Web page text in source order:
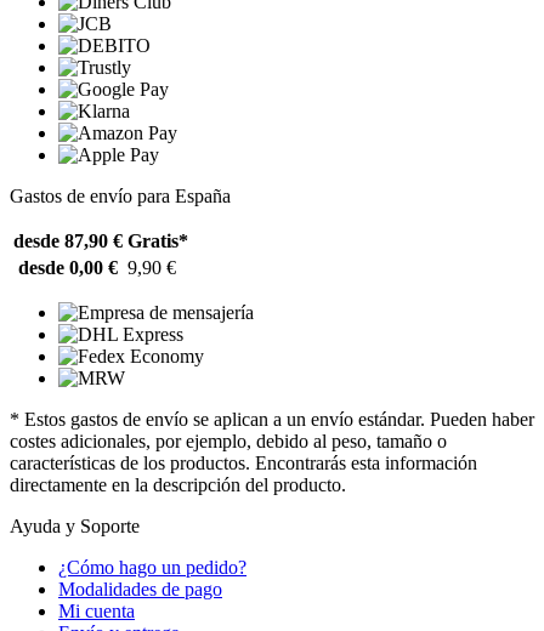
Gastos de envío para España
desde 87,90 € Gratis*
desde 0,00 € 9,90 €
* Estos gastos de envío se aplican a un envío estándar. Pueden haber
costes adicionales, por ejemplo, debido al peso, tamaño o
características de los productos. Encontrarás esta información
directamente en la descripción del producto.
Ayuda y Soporte
¿Cómo hago un pedido?
Modalidades de pago
Mi cuenta